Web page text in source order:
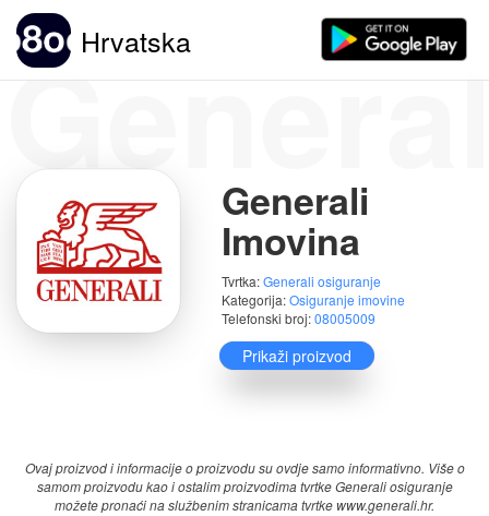
Hrvatska
Generali
Imovina
Tvrtka:Generali osiguranje
Kategorija:Osiguranje imovine
Telefonski broj:08005009
Ocjene:
(1)
Prikaži proizvod
Ovaj proizvod i informacije o proizvodu su ovdje samo informativno. Više o
samom proizvodu kao i ostalim proizvodima tvrtke Generali osiguranje
možete pronaći na službenim stranicama tvrtke www.generali.hr.